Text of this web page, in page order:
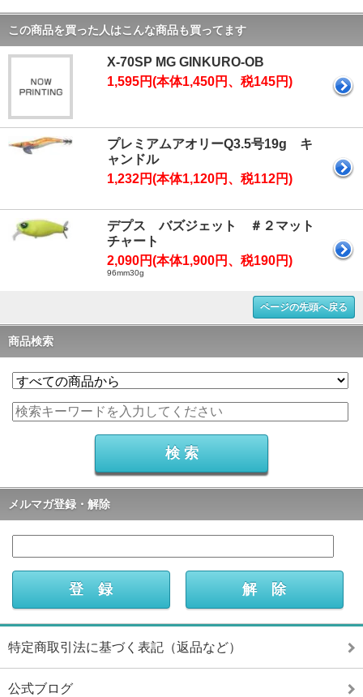
この商品を買った人はこんな商品も買ってます
X-70SP MG GINKURO-OB
1,595円(本体1,450円、税145円)
プレミアムアオリーQ3.5号19g キ
ャンドル
1,232円(本体1,120円、税112円)
デプス バズジェット ＃２マット
チャート
2,090円(本体1,900円、税190円)
96mm30g
ページの先頭へ戻る
商品検索
メルマガ登録・解除
特定商取引法に基づく表記（返品など）
公式ブログ